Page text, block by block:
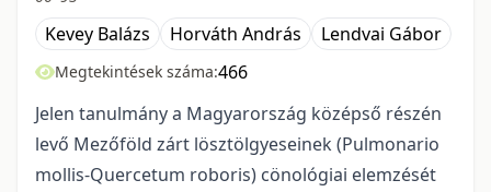
Kevey Balázs Horváth András Lendvai Gábor
Megtekintések száma:466
Jelen tanulmány a Magyarország középső részén
levő Mezőföld zárt lösztölgyeseinek (Pulmonario
mollis-Quercetum roboris) cönológiai elemzését